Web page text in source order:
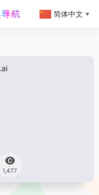
1,477
简体中文 ▼